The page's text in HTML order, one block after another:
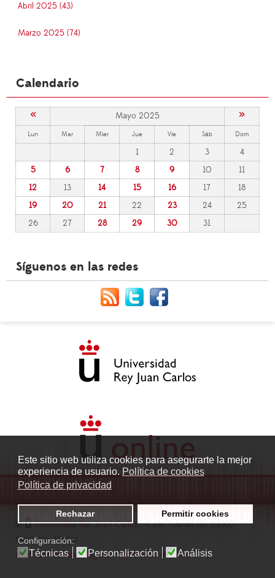
Este sitio web utiliza cookies para asegurarte la mejor
experiencia de usuario. Política de cookies
Política de privacidad
Rechazar Permitir cookies
Configuración:
Técnicas Personalización Análisis
Abril 2025 (43)
Marzo 2025 (74)
Calendario
« Mayo 2025 »
Lun Mar Mier Jue Vie Sáb Dom
1 2 3
4
5
6 7 8 9 10
11
12
13 14 15 16 17
18
19
20 21 22 23 24
25
26
27 28 29 30 31
Síguenos en las redes
© Universidad Rey Juan Carlos- Calle Tulipán s/n. 28933
Móstoles. Madrid
radio.fuenlabrada1@urjc.es|Protección de datos|